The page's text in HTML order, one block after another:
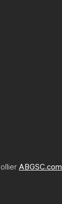
ABGSC.com